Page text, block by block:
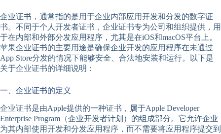
企业证书，通常指的是用于企业内部应用开发和分发的数字证
书。不同于个人开发者证书，企业证书专为公司和组织提供，用
于在内部和外部分发应用程序，尤其是在iOS和macOS平台上。
苹果企业证书的主要用途是确保企业开发的应用程序在未通过
App Store分发的情况下能够安全、合法地安装和运行。以下是
关于企业证书的详细说明：
一、企业证书的定义
企业证书是由Apple提供的一种证书，属于Apple Developer
Enterprise Program（企业开发者计划）的组成部分。它允许企业
为其内部使用开发和分发应用程序，而不需要将应用程序提交到